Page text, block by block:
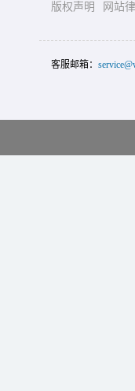
版权声明
网站
客服邮箱：